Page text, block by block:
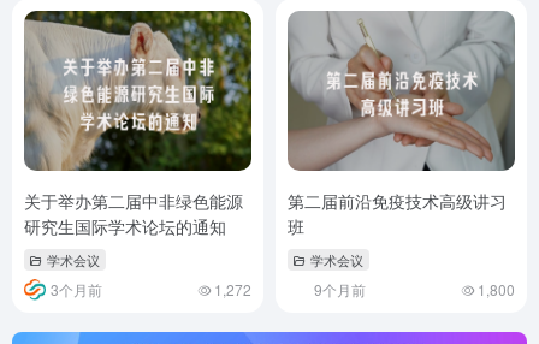
关于举办第二届中非绿色能源
研究生国际学术论坛的通知
学术会议
3个月前 1,272
第二届前沿免疫技术高级讲习
班
学术会议
9个月前 1,800